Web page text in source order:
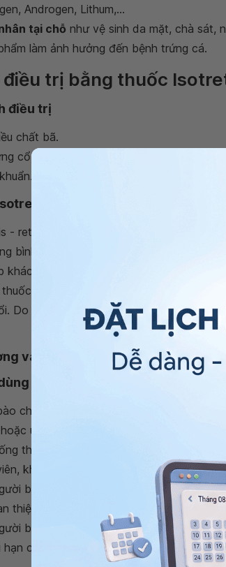
Androgen, Lithum,...
tại chỗ như vệ sinh da mặt, chà sát,
làm ảnh hưởng đến bệnh trứng cá.
điều trị bằng thuốc
điều trị
chất bã.
cổ tuyến bã.
là thuốc gì?
- retinoic acid) là dẫn xuất của
bình, trứng cá bọc. Thuốc này cũng
khác như Benzoyl peroxide, acid salicylic,
Isotretinoin là làm ức chế tuyến bã
Do đó, làm giảm sự tập trung và phát
và cách dùng
thuốc
chế ở dạng viên nang nên dùng bằng
uống trong khi ăn. Thuốc nên uống
thuốc tối thiểu 10 phút để đảm bảo
không nhai hay ngậm viên thuốc trước
bệnh uống quá liều hay có bất kỳ
thiệp điều trị kịp thời.
bệnh quên uống một liều thuốc, thì
chế tình trạng quá liều.